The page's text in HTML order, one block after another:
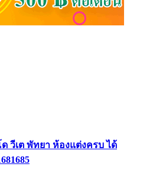
วีเต พัทยา ห้องแต่งครบ ได้